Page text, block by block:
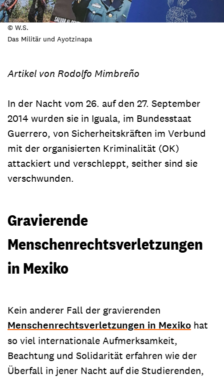
© W.S.
Das Militär und Ayotzinapa
Artikel von Rodolfo Mimbreño
In der Nacht vom 26. auf den 27. September
2014 wurden sie in Iguala, im Bundesstaat
Guerrero, von Sicherheitskräften im Verbund
mit der organisierten Kriminalität (OK)
attackiert und verschleppt, seither sind sie
verschwunden.
Gravierende
Menschenrechtsverletzungen
in Mexiko
Kein anderer Fall der gravierenden
Menschenrechtsverletzungen in Mexiko hat
so viel internationale Aufmerksamkeit,
Beachtung und Solidarität erfahren wie der
Überfall in jener Nacht auf die Studierenden,